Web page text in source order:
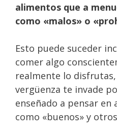
alimentos que a
como «malos» o
Esto puede suceder
comer algo
realmente lo
vergüenza te invade
enseñado a pensar en
como «buenos» y